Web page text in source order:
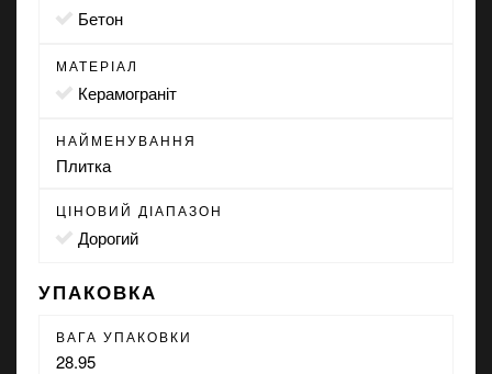
бетон
МАТЕРІАЛ
Керамограніт
НАЙМЕНУВАННЯ
Плитка
ЦІНОВИЙ ДІАПАЗОН
Дорогий
УПАКОВКА
ВАГА УПАКОВКИ
28.95